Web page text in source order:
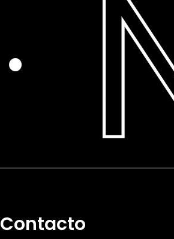
Contacto